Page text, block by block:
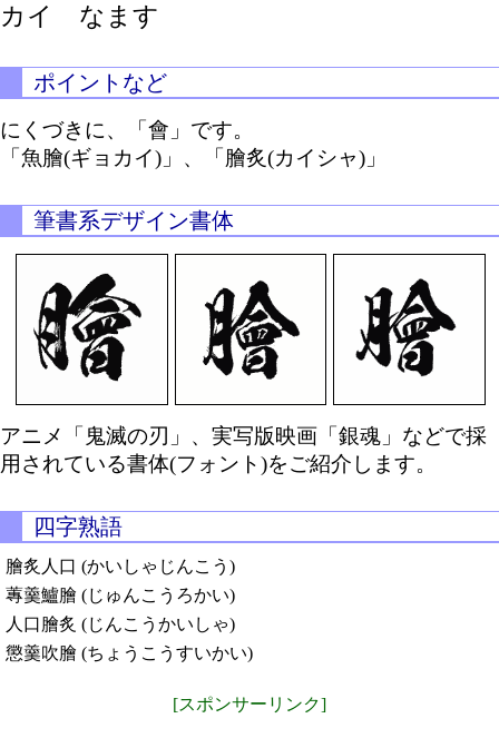
カイ なます
ポイントなど
にくづきに、「會」です。
「魚膾(ギョカイ)」、「膾炙(カイシャ)」
筆書系デザイン書体
アニメ「鬼滅の刃」、実写版映画「銀魂」などで採
用されている書体(フォント)をご紹介します。
四字熟語
膾炙人口 (かいしゃじんこう)
蓴羹鱸膾 (じゅんこうろかい)
人口膾炙 (じんこうかいしゃ)
懲羹吹膾 (ちょうこうすいかい)
[スポンサーリンク]